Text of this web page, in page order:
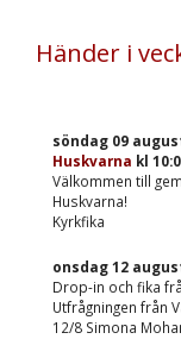
Händer i
söndag 09
Huskvarna kl
Välkommen till
Huskvarna!
Kyrkfika
onsdag 12
Drop-in och fika
Utfrågningen från
12/8 Simona